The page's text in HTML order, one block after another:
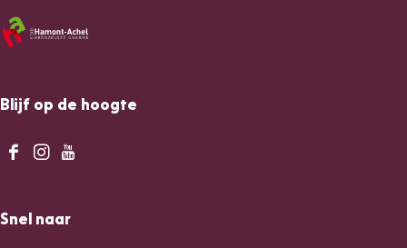
Blijf op de hoogte
F
e
I
t
Y
T
Snel naar